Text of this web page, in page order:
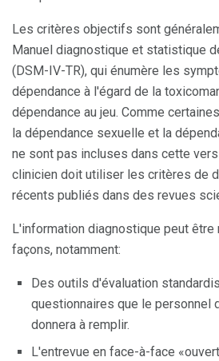
Les critères objectifs sont
Manuel diagnostique et statistique
(DSM-IV-TR), qui énumère les
dépendance à l'égard de la
dépendance au jeu. Comme
la dépendance sexuelle et la
ne sont pas incluses dans cette
clinicien doit utiliser les critères de
récents publiés dans des revues
L'information diagnostique peut
façons, notamment:
Des outils d'évaluation
questionnaires que le personnel
donnera à remplir.
L'entrevue en face-à-face